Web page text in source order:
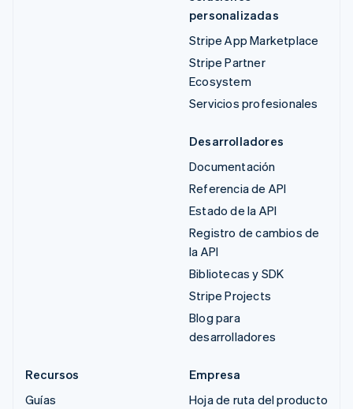
personalizadas
Stripe App Marketplace
Stripe Partner
Ecosystem
Servicios profesionales
Desarrolladores
Documentación
Referencia de API
Estado de la API
Registro de cambios de
la API
Bibliotecas y SDK
Stripe Projects
Blog para
desarrolladores
Recursos
Guías
Empresa
Hoja de ruta del producto